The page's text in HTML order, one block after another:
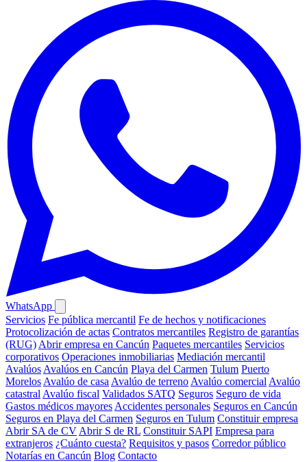
WhatsApp
Servicios Fe pública mercantil Fe de hechos y notificaciones
Protocolización de actas Contratos mercantiles Registro de garantías
(RUG) Abrir empresa en Cancún Paquetes mercantiles Servicios
corporativos Operaciones inmobiliarias Mediación mercantil
Avalúos Avalúos en Cancún Playa del Carmen Tulum Puerto
Morelos Avalúo de casa Avalúo de terreno Avalúo comercial Avalúo
catastral Avalúo fiscal Validados SATQ Seguros Seguro de vida
Gastos médicos mayores Accidentes personales Seguros en Cancún
Seguros en Playa del Carmen Seguros en Tulum Constituir empresa
Abrir SA de CV Abrir S de RL Constituir SAPI Empresa para
extranjeros ¿Cuánto cuesta? Requisitos y pasos Corredor público
Notarías en Cancún Blog Contacto